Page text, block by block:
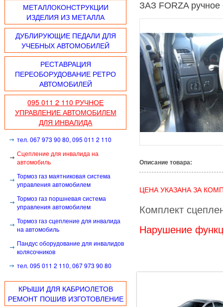
МЕТАЛЛОКОНСТРУКЦИИ
ИЗДЕЛИЯ ИЗ МЕТАЛЛА
ДУБЛИРУЮЩИЕ ПЕДАЛИ ДЛЯ
УЧЕБНЫХ АВТОМОБИЛЕЙ
РЕСТАВРАЦИЯ
ПЕРЕОБОРУДОВАНИЕ РЕТРО
АВТОМОБИЛЕЙ
095 011 2 110 РУЧНОЕ
УПРАВЛЕНИЕ АВТОМОБИЛЕМ
ДЛЯ ИНВАЛИДА
тел. 067 973 90 80, 095 011 2 110
Сцепление для инвалида на
автомобиль
Тормоз газ маятниковая система
управления автомобилем
Тормоз газ поршневая система
управления автомобилем
Тормоз газ сцепление для инвалида
на автомобиль
Пандус оборудование для инвалидов
колясочников
тел. 095 011 2 110, 067 973 90 80
КРЫШИ ДЛЯ КАБРИОЛЕТОВ
РЕМОНТ ПОШИВ ИЗГОТОВЛЕНИЕ
ЗАЗ FORZA ручное
Описание товара:
ЦЕНА УКАЗАНА ЗА
Комплект
Нарушение